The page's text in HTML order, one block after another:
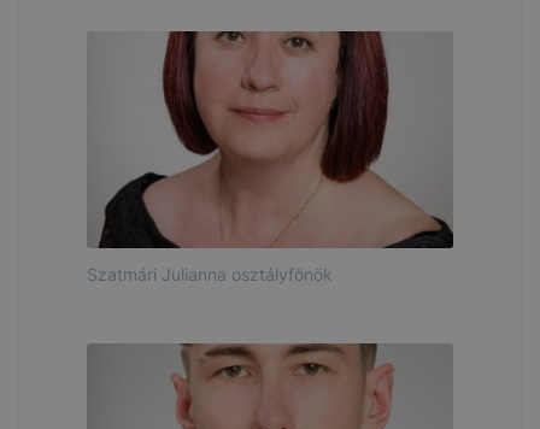
Szatmári Julianna osztályfőnök